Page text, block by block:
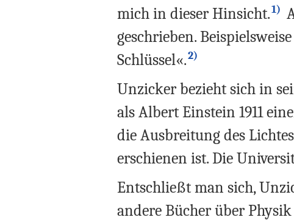
mich in dieser Hinsicht.1)
geschrieben.
Schlüssel«.2)
Unzicker bezieht sich in
als Albert Einstein 1911
die Ausbreitung des
erschienen ist. Die
Entschließt man sich,
andere Bücher über